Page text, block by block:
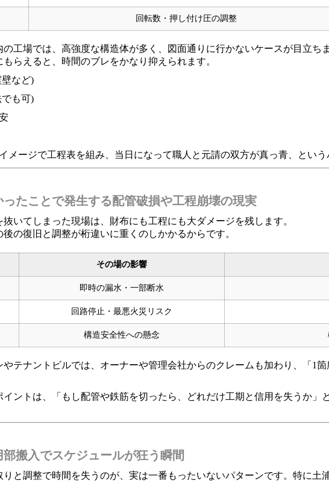
回転数・押し付け圧の調整
工場では、高強度な構造体が多く、図面通りに行かないケースが目立ちま
らえると、時間のブレをかなり抑えられます。
など)
も可)
メージで工程表を組み、当日になって職人と元請の双方が真っ青、という
たことで発生する配管破損や工程崩壊の現実
いてしまった現場は、財布にも工程にも大ダメージを残します。
の復旧と調整が桁違いに重くのしかかるからです。
その場の影響
即時の漏水・一部断水
回路停止・最悪火災リスク
構造安全性への懸念
テナントビルでは、オーナーや管理会社からのクレームも加わり、「1
ントは、「もし配管や鉄筋を切ったら、どれだけ工期と信用を失うか
搬入でスケジュールが狂う瞬間
と調整で時間を失うのが、実は一番もったいないパターンです。特に土